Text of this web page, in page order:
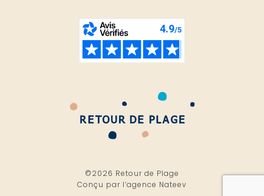
©2026 Retour de Plage
Conçu par l’agence Nateev